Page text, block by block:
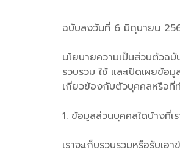
ฉบับลงวันที่ 6 มิถุนายน
นโยบายความเป็นส่วนตัวฉบั
รวบรวม ใช้ และเปิดเผยข้
เกี่ยวข้องกับตัวบุคคลหรือที่
1. ข้อมูลส่วนบุคคลใดบ้างที่เ
เราจะเก็บรวบรวมหรือรับ